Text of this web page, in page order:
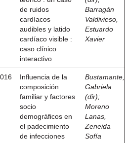
de ruidos
cardíacos
audibles y latido
cardíaco visible :
caso clínico
interactivo
Barragán
Valdivieso,
Estuardo
Xavier
Influencia de la
composición
familiar y factores
socio
demográficos en
el padecimiento
de infecciones
Bustamante,
Gabriela
(dir);
Moreno
Lanas,
Zeneida
Sofía